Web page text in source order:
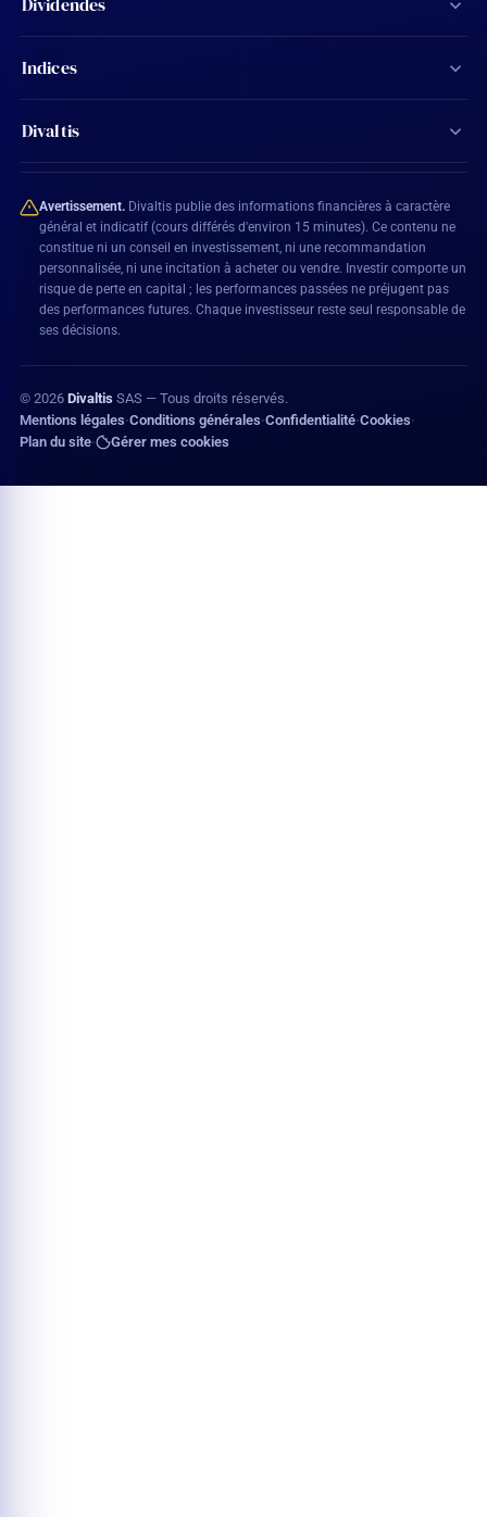
Calculateur de dividendes
Ma watchlist
Mon compte
Tous les dividendes
Actions Aristocrates
Indices
CAC 40
SBF 120
CAC All-Shares
BEL 20
DAX 40
Divaltis
Plan du site
Mentions légales
Conditions générales
Politique de cookies
Avertissement. Divaltis publie des informations financières à caractère
général et indicatif (cours différés d'environ 15 minutes). Ce contenu ne
constitue ni un conseil en investissement, ni une recommandation
personnalisée, ni une incitation à acheter ou vendre. Investir comporte un
risque de perte en capital ; les performances passées ne préjugent pas
des performances futures. Chaque investisseur reste seul responsable de
ses décisions.
© 2026 Divaltis SAS — Tous droits réservés.
Mentions légales•Conditions générales•Confidentialité•Cookies•
Plan du site• Gérer mes cookies